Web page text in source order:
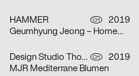
HAMMER CH
2019
Geumhyung Jeong – Homemade RC Toy
Design Studio Thom Pfister CH
2019
MJR Mediterrane Blumen